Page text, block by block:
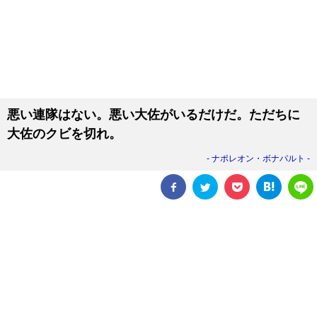
悪い連隊はない。悪い大佐がいるだけだ。ただちに
大佐のクビを切れ。
ナポレオン・ボナパルト